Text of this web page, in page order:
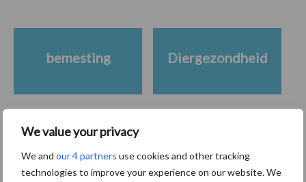
We value your privacy
We and our 4 partners use cookies and other tracking
technologies to improve your experience on our website. We
bemesting Diergezondheid
Toon meer